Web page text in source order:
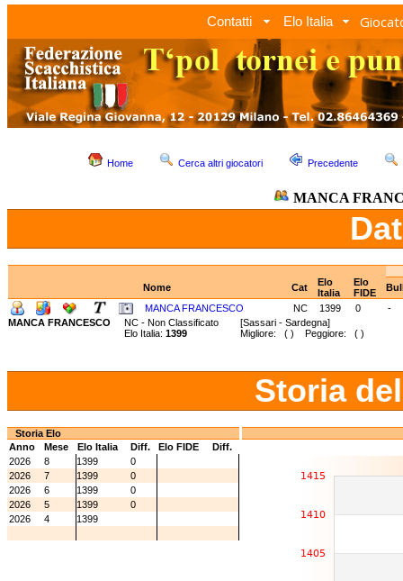
Contatti Elo Italia
Home Cerca altri giocatori Precedente
MANCA
Nome Cat
Elo
Italia
Elo
FIDE
MANCA FRANCESCO
NC 1399 0
-
MANCA FRANCESCO
NC - Non Classificato [Sassari - Sardegna]
Elo Italia: 1399 Migliore: ( ) Peggiore: ( )
Storia
Storia Elo
Anno
Mese Elo Italia Diff. Elo FIDE
Diff.
2026
8 1399
0
2026
7 1399
0
2026
6 1399
0
2026
5 1399
0
2026
4 1399